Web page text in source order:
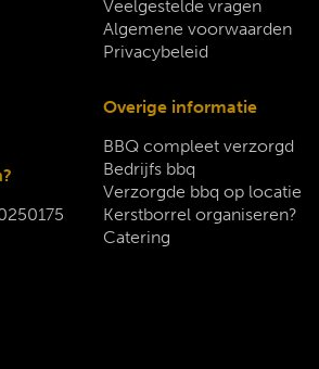
Veelgestelde vragen
Algemene voorwaarden
Privacybeleid
Overige informatie
BBQ compleet verzorgd
Bedrijfs bbq
Verzorgde bbq op locatie
Kerstborrel organiseren?
Catering